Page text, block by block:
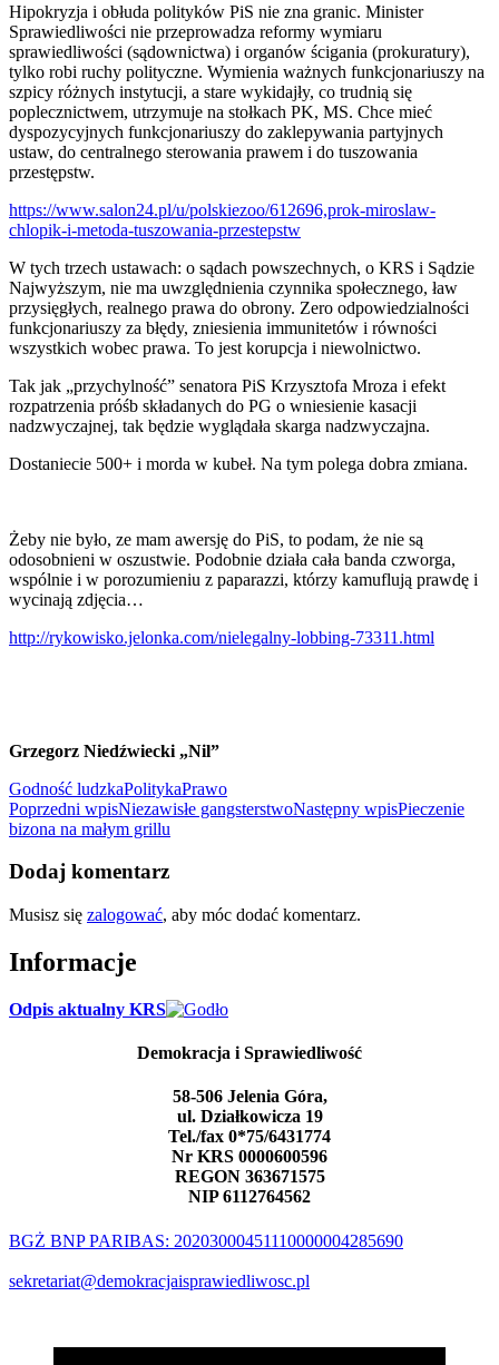
Hipokryzja i obłuda polityków PiS nie zna granic. Minister
Sprawiedliwości nie przeprowadza reformy wymiaru
sprawiedliwości (sądownictwa) i organów ścigania (prokuratury),
tylko robi ruchy polityczne. Wymienia ważnych funkcjonariuszy na
szpicy różnych instytucji, a stare wykidajły, co trudnią się
poplecznictwem, utrzymuje na stołkach PK, MS. Chce mieć
dyspozycyjnych funkcjonariuszy do zaklepywania partyjnych
ustaw, do centralnego sterowania prawem i do tuszowania
przestępstw.
https://www.salon24.pl/u/polskiezoo/612696,prok-miroslaw-
chlopik-i-metoda-tuszowania-przestepstw
W tych trzech ustawach: o sądach powszechnych, o KRS i Sądzie
Najwyższym, nie ma uwzględnienia czynnika społecznego, ław
przysięgłych, realnego prawa do obrony. Zero odpowiedzialności
funkcjonariuszy za błędy, zniesienia immunitetów i równości
wszystkich wobec prawa. To jest korupcja i niewolnictwo.
Tak jak „przychylność” senatora PiS Krzysztofa Mroza i efekt
rozpatrzenia próśb składanych do PG o wniesienie kasacji
nadzwyczajnej, tak będzie wyglądała skarga nadzwyczajna.
Dostaniecie 500+ i morda w kubeł. Na tym polega dobra zmiana.
Żeby nie było, ze mam awersję do PiS, to podam, że nie są
odosobnieni w oszustwie. Podobnie działa cała banda czworga,
wspólnie i w porozumieniu z paparazzi, którzy kamuflują prawdę i
wycinają zdjęcia…
http://rykowisko.jelonka.com/nielegalny-lobbing-73311.html
Grzegorz Niedźwiecki „Nil”
Godność ludzkaPolitykaPrawo
Nawigacja
wpisu
Poprzedni wpisNiezawisłe gangsterstwoNastępny wpisPieczenie
bizona na małym grillu
Dodaj komentarz
Musisz się zalogować, aby móc dodać komentarz.
Informacje
Odpis aktualny KRS
Demokracja i Sprawiedliwość
58-506 Jelenia Góra,
ul. Działkowicza 19
Tel./fax 0*75/6431774
Nr KRS 0000600596
REGON 363671575
NIP 6112764562
BGŻ BNP PARIBAS: 20203000451110000004285690
sekretariat@demokracjaisprawiedliwosc.pl